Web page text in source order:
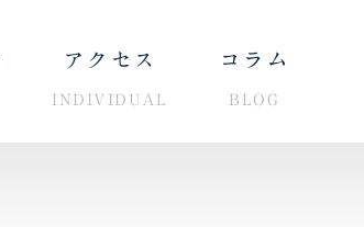
アクセス
INDIVIDUAL
コラム
BLOG